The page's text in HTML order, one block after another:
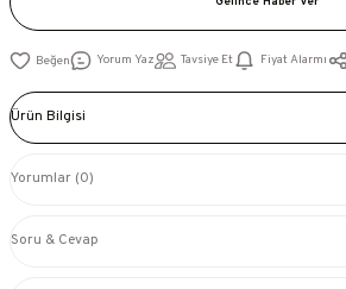
Yorum Yaz Tavsiye Et Fiyat Alarmı
Ürün Bilgisi
Yorumlar (0)
Soru & Cevap